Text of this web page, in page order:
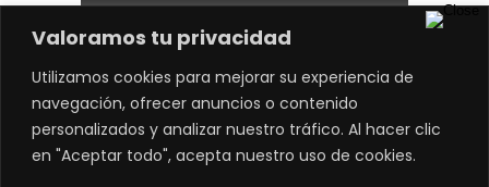
Valoramos tu privacidad
Utilizamos cookies para mejorar su experiencia de
navegación, ofrecer anuncios o contenido
personalizados y analizar nuestro tráfico. Al hacer clic
en "Aceptar todo", acepta nuestro uso de cookies.
Visual Identity
Brand